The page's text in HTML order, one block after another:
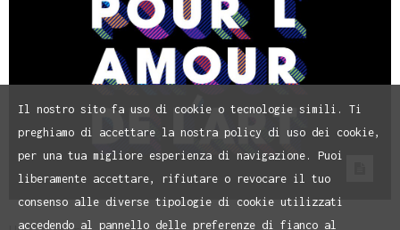
Il nostro sito fa uso di cookie o tecnologie simili. Ti
preghiamo di accettare la nostra policy di uso dei cookie,
per una tua migliore esperienza di navigazione. Puoi
liberamente accettare, rifiutare o revocare il tuo
consenso alle diverse tipologie di cookie utilizzati
accedendo al pannello delle preferenze di fianco al